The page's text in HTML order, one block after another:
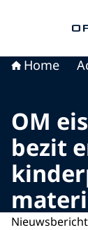
Home
OM
bezit
Nieuwsbericht